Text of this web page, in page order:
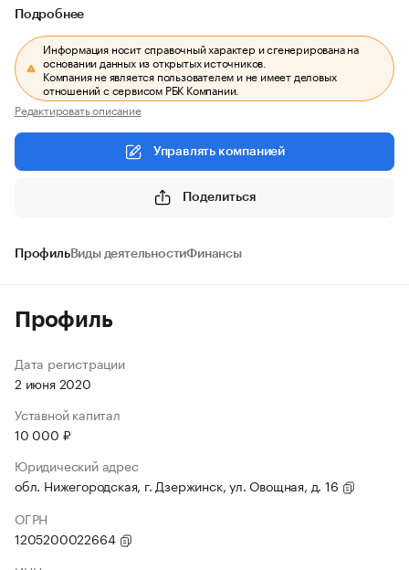
Подробнее
Информация носит справочный характер и сгенерирована на
основании данных из открытых источников.
Компания не является пользователем и не имеет деловых
отношений с сервисом РБК Компании.
Редактировать описание
Управлять компанией
Поделиться
ПрофильВиды деятельностиФинансы
Профиль
Дата регистрации
2 июня 2020
Уставной капитал
10 000 ₽
Юридический адрес
обл. Нижегородская, г. Дзержинск, ул. Овощная, д. 16
ОГРН
1205200022664